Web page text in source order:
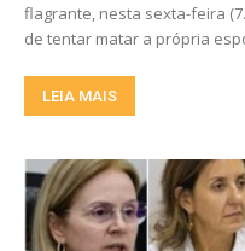
flagrante, nesta sexta-feira
de tentar matar a própria
LEIA MAIS